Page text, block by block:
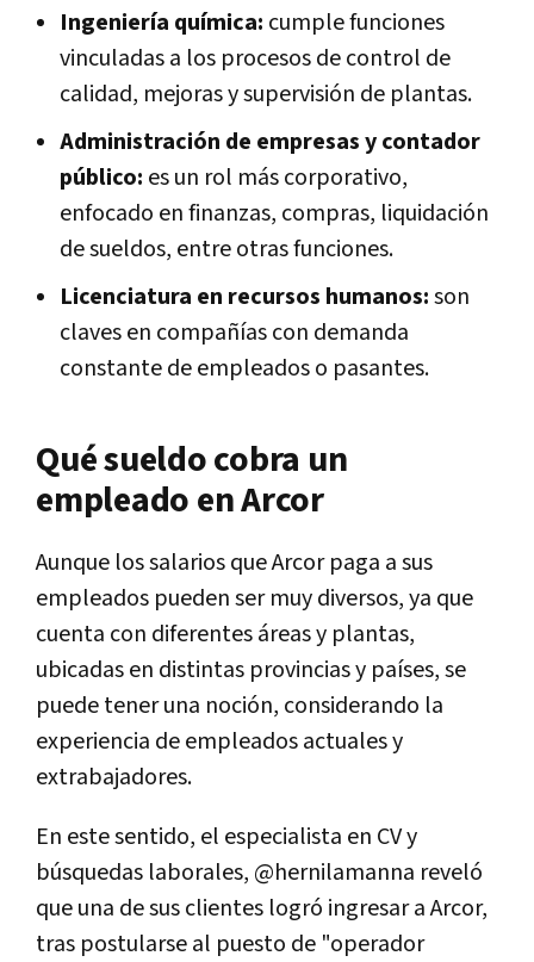
Ingeniería química: cumple funciones
vinculadas a los procesos de control de
calidad, mejoras y supervisión de plantas.
Administración de empresas y contador
público: es un rol más corporativo,
enfocado en finanzas, compras, liquidación
de sueldos, entre otras funciones.
Licenciatura en recursos humanos:son
claves en compañías con demanda
constante de empleados o pasantes.
Qué sueldo cobra un
empleado en Arcor
Aunque los salarios que Arcor paga a sus
empleados pueden ser muy diversos, ya que
cuenta con diferentes áreas y plantas,
ubicadas en distintas provincias y países, se
puede tener una noción, considerando la
experiencia de empleados actuales y
extrabajadores.
En este sentido, el especialista en CV y
búsquedas laborales, @hernilamanna reveló
que una de sus clientes logró ingresar a Arcor,
tras postularse al puesto de "operador